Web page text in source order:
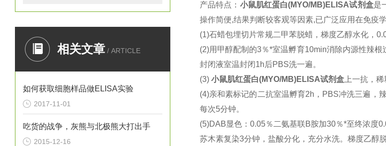
相关文章 / ARTICLE
如何获取细胞样品做ELISA实验
2017-11-01
吃货的战争，灰熊与北极熊大打出手
2015-12-16
产品特点： 小鼠肌红蛋白(MYO/MB)ELISA试剂盒是
操作简便,结果判断较客观等因素,已广泛应用在免疫学
(1)石蜡包埋切片常规二甲苯脱蜡，梯度乙醇水化，
(2)用甲醇配制的3％*室温孵育10min消除内源性辣根
封闭液室温封闭1h后PBS洗一遍。
(3) 小鼠肌红蛋白(MYO/MB)ELISA试剂盒 上一抗，
(4)亲和素标记的二抗室温孵育2h ， PBS冲洗三遍，
每次5分钟。
(5)DAB显色： 0.05％二氨基联B胺加30％*至终浓度
苏木素复染3分钟，盐酸分化，充分水洗。梯度乙醇